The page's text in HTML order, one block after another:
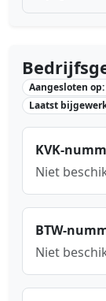
Aangesloten
Laatst
KVK-
Niet
BTW-
Niet